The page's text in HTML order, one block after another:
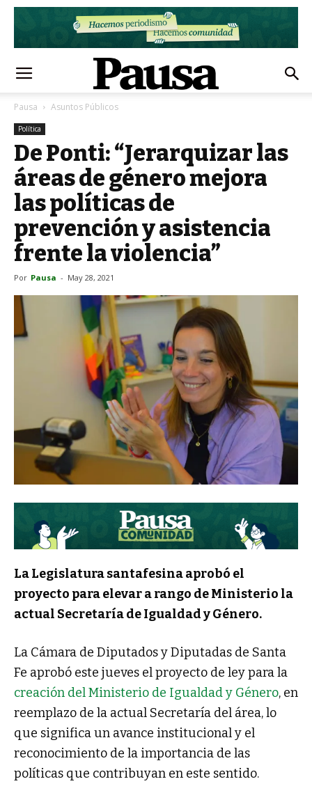
Pausa Asuntos Públicos
Política
De Ponti: “Jerarquizar las
áreas de género mejora
las políticas de
prevención y asistencia
frente la violencia”
Por Pausa - May 28, 2021
La Legislatura santafesina aprobó el
proyecto para elevar a rango de Ministerio la
actual Secretaría de Igualdad y Género.
La Cámara de Diputados y Diputadas de Santa
Fe aprobó este jueves el proyecto de ley para la
creación del Ministerio de Igualdad y Género, en
reemplazo de la actual Secretaría del área, lo
que significa un avance institucional y el
reconocimiento de la importancia de las
políticas que contribuyan en este sentido.